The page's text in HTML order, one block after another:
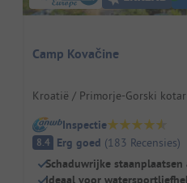
Camp Kovačine
Kroatië / Primorje-Gorski kotar
Inspectie
8.4 Erg goed (183 Recensies)
Schaduwrijke staanplaatsen
Ideaal voor